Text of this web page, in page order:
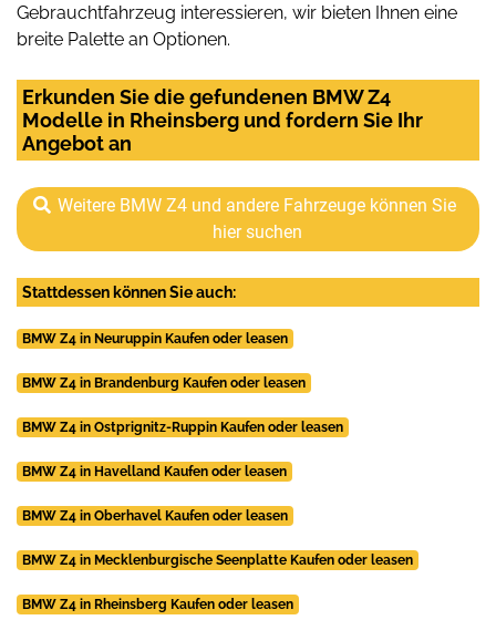
Gebrauchtfahrzeug interessieren, wir bieten Ihnen eine
breite Palette an Optionen.
Erkunden Sie die gefundenen BMW Z4
Modelle in Rheinsberg und fordern Sie Ihr
Angebot an
Weitere BMW Z4 und andere Fahrzeuge können Sie
hier suchen
Stattdessen können Sie auch:
BMW Z4 in Neuruppin Kaufen oder leasen
BMW Z4 in Brandenburg Kaufen oder leasen
BMW Z4 in Ostprignitz-Ruppin Kaufen oder leasen
BMW Z4 in Havelland Kaufen oder leasen
BMW Z4 in Oberhavel Kaufen oder leasen
BMW Z4 in Mecklenburgische Seenplatte Kaufen oder leasen
BMW Z4 in Rheinsberg Kaufen oder leasen